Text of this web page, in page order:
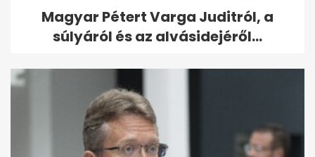
Magyar Pétert Varga Juditról, a
súlyáról és az alvásidejéről...